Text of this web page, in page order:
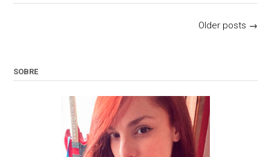
Older posts →
SOBRE